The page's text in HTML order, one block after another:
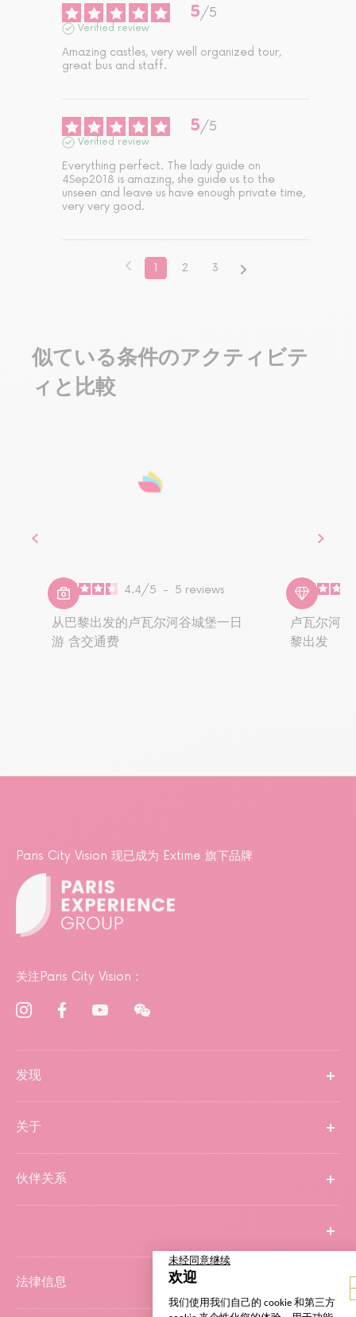
5/5
Verified review
Amazing castles, very well organized tour,
great bus and staff.
5/5
Verified review
Everything perfect. The lady guide on
4Sep2018 is amazing, she guide us to the
unseen and leave us have enough private time,
very very good.
1 2 3
似ている条件のアクティビテ
ィと比較
4.4/5 - 5 reviews
从巴黎出发的卢瓦尔河谷城堡一日
游 含交通费
卢瓦尔河
黎出发
Paris City Vision 现已成为 Extime 旗下品牌
关注Paris City Vision：
发现
关于
伙伴关系
法律信息